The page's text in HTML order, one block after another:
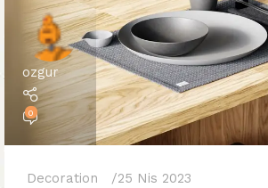
ozgur
0
Decoration 25 Nis 2023